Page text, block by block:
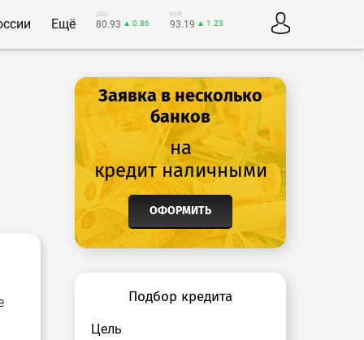
Ещё
USD
80.93 ▲ 0.86
EUR
93.19 ▲ 1.23
Заявка в несколько
банков
на
кредит наличными
ОФОРМИТЬ
Подбор кредита
Цель